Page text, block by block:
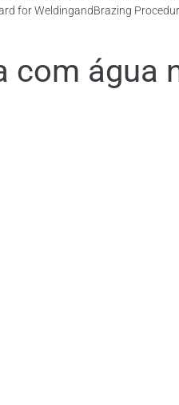
for WeldingandBrazing
com água